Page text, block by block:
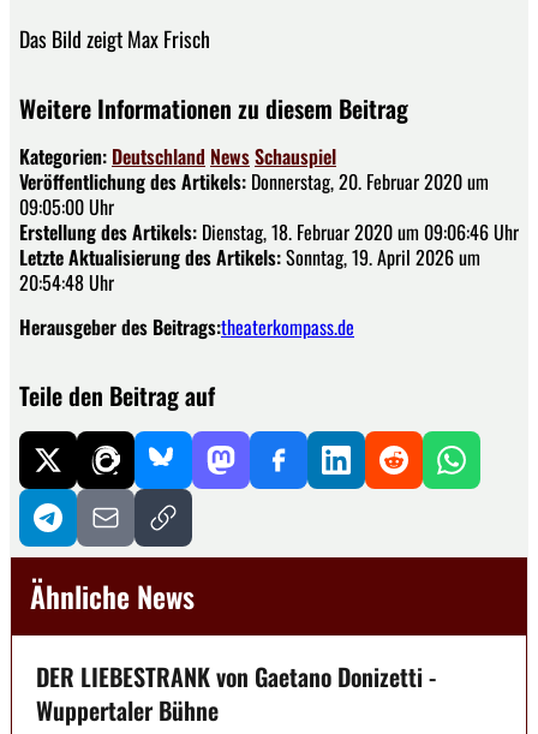
Das Bild zeigt Max Frisch
Weitere Informationen zu diesem Beitrag
Kategorien: Deutschland NewsSchauspiel
Veröffentlichung des Artikels: Donnerstag, 20. Februar 2020 um
09:05:00 Uhr
Erstellung des Artikels: Dienstag, 18. Februar 2020 um 09:06:46 Uhr
Letzte Aktualisierung des Artikels:Sonntag, 19. April 2026 um
20:54:48 Uhr
Herausgeber des Beitrags:theaterkompass.de
Teile den Beitrag auf
Ähnliche News
DER LIEBESTRANK von Gaetano Donizetti -
Wuppertaler Bühne